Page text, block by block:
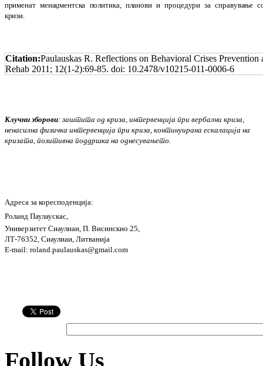
применат менаџментска поли­тика, планови и процедури за справување
кризи.
Citation:Paulauskas R. Reflections on Behavioral Crises
Rehab 2011; 12(1-2):69-85. doi: 10.2478/v10215-011-0006-6
Клучни зборови: заштита од криза, интер­вен­ција при вербални криза,
ненасилна фи­зи­чка интервенција при криза, континуирана еска­лација на
кризата, позитивна поддршка на однесувањето.
Адреса за коресподенција:
Роланд Паулаускас,
Универзитет Сиаулиаи, П. Висинскио 25,
ЛТ-76352, Сиаулиаи, Литванија
E-mail: roland.paulauskas@gmail.com
Follow Us